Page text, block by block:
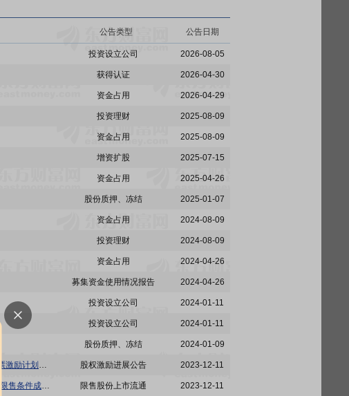
公告类型 公告日期
投资设立公司 2026-08-05
获得认证 2026-04-30
资金占用 2026-04-29
投资理财 2025-08-09
资金占用 2025-08-09
增资扩股 2025-07-15
资金占用 2025-04-26
股份质押、冻结 2025-01-07
资金占用 2024-08-09
投资理财 2024-08-09
资金占用 2024-04-26
募集资金使用情况报告 2024-04-26
投资设立公司 2024-01-11
投资设立公司 2024-01-11
股份质押、冻结 2024-01-09
五方光电:北京德恒(深圳)律师事务所关于湖北五方光电股份有限公司2020年限制性股票激励计划预留授予限制性股票第二个解除限售期解除限售及部分激励股票回购注销事项的法律意见 股权激励进展公告 2023-12-11
五方光电:关于2020年限制性股票激励计划预留授予限制性股票第二个解除限售期解除限售条件成就的公告 限售股份上市流通 2023-12-11